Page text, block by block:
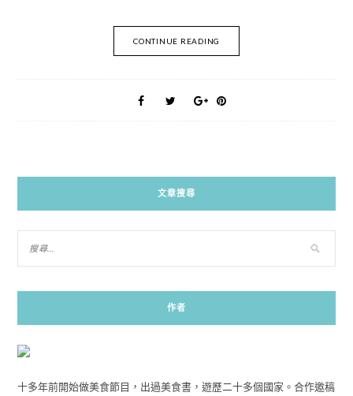
CONTINUE READING
文章搜尋
作者
十多年前開始做美食節目，出過美食書，遊歷二十多個國家。合作邀稿